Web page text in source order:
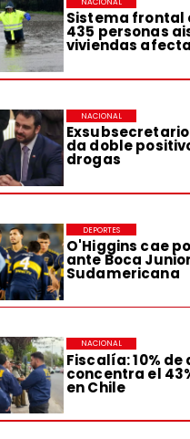
Sistema frontal
435 personas
viviendas
da doble
drogas
NACIONAL
O'Higgins cae
ante Boca
Sudamericana
DEPORTES
Fiscalía: 10%
concentra el
en Chile
NACIONAL